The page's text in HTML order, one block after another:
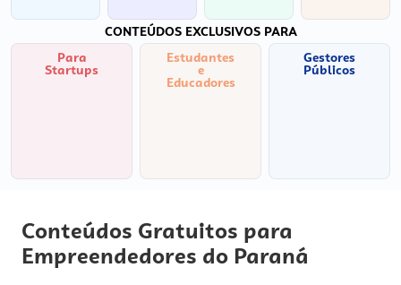
CONTEÚDOS EXCLUSIVOS PARA
Para
Startups
Estudantes
e
Educadores
Gestores
Públicos
Conteúdos Gratuitos para
Empreendedores do Paraná